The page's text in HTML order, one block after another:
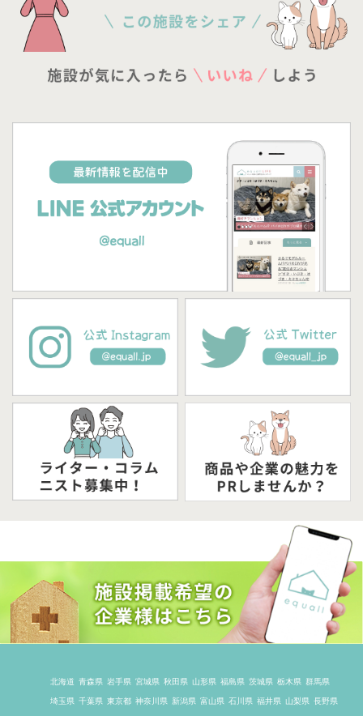
北海道 青森県 岩手県 宮城県 秋田県 山形県 福島県 茨城県 栃木県 群馬県
埼玉県 千葉県 東京都 神奈川県 新潟県 富山県 石川県 福井県 山梨県 長野県